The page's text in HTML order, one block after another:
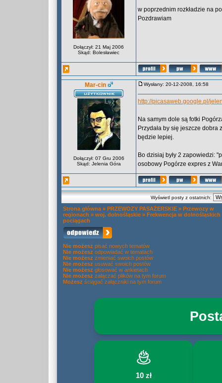
Dołączył: 21 Maj 2006
Skąd: Bolesławiec
w poprzednim rozkładzie na
Pozdrawiam
Mar-cin
Dołączył: 07 Gru 2006
Skąd: Jelenia Góra
Wysłany: 20-12-2008, 16:58
http://picasaweb.google.pl/
Na samym dole są fotki
Przydała by się jeszcze dobra
będzie lepiej.
Bo dzisiaj były 2 zapowiedzi:
osobowy Pogórze expres z
Wyświetl posty z ostatnich:
Strona główna » PRZEWOZY PASAŻERSKIE » Przewozy w
regionach » woj. dolnośląskie » Frekwencja w dolnośląskich
pociągach
Nie możesz pisać nowych tematów
Nie możesz odpowiadać w tematach
Nie możesz zmieniać swoich postów
Nie możesz usuwać swoich postów
Nie możesz głosować w ankietach
Nie możesz załączać plików na tym forum
Możesz ściągać załączniki na tym forum
10 zł